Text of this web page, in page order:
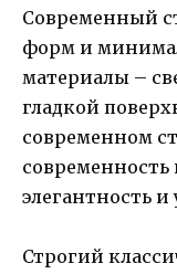
Современный
форм и
материалы –
гладкой
современном
современность
элегантность и
Строгий